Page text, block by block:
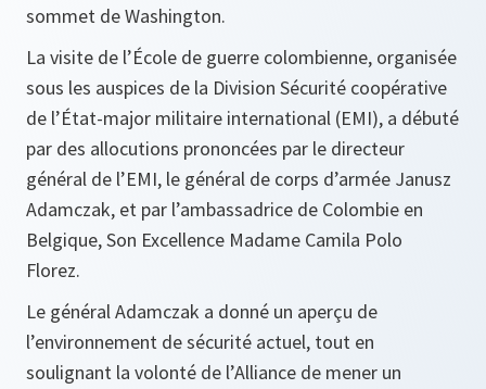
sommet de Washington.
La visite de l’École de guerre colombienne, organisée
sous les auspices de la Division Sécurité coopérative
de l’État-major militaire international (EMI), a débuté
par des allocutions prononcées par le directeur
général de l’EMI, le général de corps d’armée Janusz
Adamczak, et par l’ambassadrice de Colombie en
Belgique, Son Excellence Madame Camila Polo
Florez.
Le général Adamczak a donné un aperçu de
l’environnement de sécurité actuel, tout en
soulignant la volonté de l’Alliance de mener un